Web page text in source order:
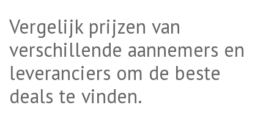
Vergelijk prijzen van
verschillende aannemers en
leveranciers om de beste
deals te vinden.